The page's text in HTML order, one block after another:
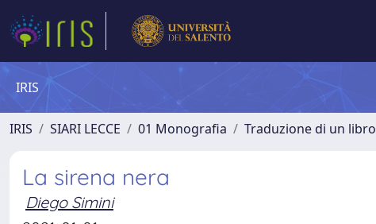
IRIS
IRIS SIARI LECCE 01 Monografia Traduzione di un libro
La sirena nera
Diego Simini